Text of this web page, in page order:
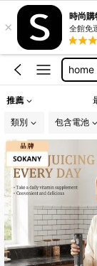
×
時尚
全館免
mirror
máy
home
加湿
推薦
類別 包含電池